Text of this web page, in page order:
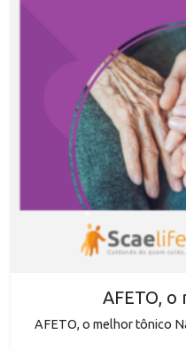
AFETO,
AFETO, o melhor tônico